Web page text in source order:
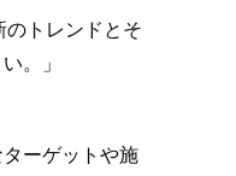
のトレンドとそ
。」
ーゲットや施